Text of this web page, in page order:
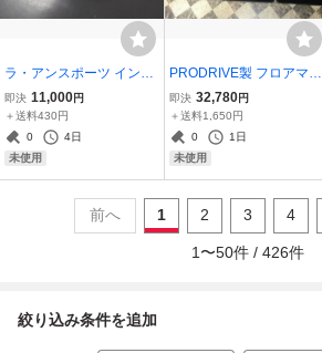
ラ・アンスポーツ インプ
レッサ GC8/GF8型用 カス
タムピンク フロントオー
ナメント
即決 11,000円
＋送料430円
0
4日
未使用
PRODRIVE製 フロアマッ
ト黒 5枚1台分 インプレ
ッサGG丸目ワゴン （受
注生産品） *送料別途
即決 32,780円
＋送料1,650円
0
1日
未使用
前へ 1 2 3 4
1 〜50件 / 426件
絞り込み条件を追加